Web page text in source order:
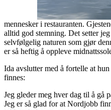
mennesker i restauranten.
alltid god stemning. Det setter
selvfølgelig naturen som gjør
er så heftig å oppleve
Ida avslutter med å fortelle at
finnes:
Jeg gleder meg hver dag til å gå
Jeg er så glad for at Nordjobb